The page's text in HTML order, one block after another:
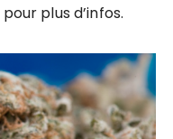
pour plus d’infos.